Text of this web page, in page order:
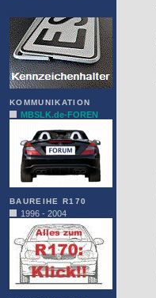
KOMMUNIKATION
MBSLK.de-FOREN
BAUREIHE R170
1996 - 2004